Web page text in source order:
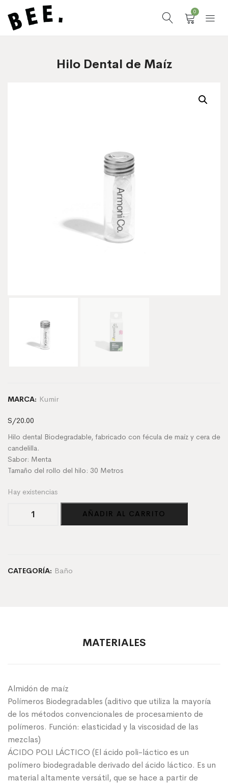
0
Hilo Dental de Maíz
MARCA: Kumir
S/20.00
Hilo dental Biodegradable, fabricado con fécula de maíz y cera de
candelilla.
Sabor: Menta
Tamaño del rollo del hilo: 30 Metros
Hay existencias
AÑADIR AL CARRITO
CATEGORÍA: Baño
MATERIALES
Almidón de maíz
Polímeros Biodegradables (aditivo que utiliza la mayoría
de los métodos convencionales de procesamiento de
polímeros. Función: elasticidad y la viscosidad de las
mezclas)
ÁCIDO POLI LÁCTICO (El ácido poli-láctico es un
polímero biodegradable derivado del ácido láctico. Es un
material altamente versátil, que se hace a partir de